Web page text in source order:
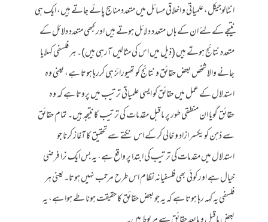
انٹالوجیکل، علمیاتی و اخلاقی مسائل میں متعدد مناہج پائے جاتے ہیں، ایک ہی
نتیجے کے لئے ان کے ہاں متعدد دلائل ہوتے ہیں اور کبھی متعدد دلائل کے
متعدد نتائج ہوتے ہیں (ذیل میں اس کی مثالیں آرہی ہیں)۔ ہر فلسفی کہلایا
جانے والا شخص بعض حقائق و نتائج کو تھیورائز ہی کررہا ہوتا ہے، یعنی وہ
استدلال کے عمل میں حقائق کو ایسی علمیاتی ترتیب میں پروتا ہے کہ وہ
حقائق گویا ان منطقی طور پر ماقبل مقدمات کی ترتیب کا نتیجہ ہیں۔ تمام حقائق
سے ذہن کو یکسر ازاد و خالی کرکے اس نکتے سے تحقیق کا آغاز کرنا جو
استدلال میں مقدمات کی ترتیب کی ابتدا پر واقع ہے، یہ بس ایک نرا فرضی
خیال ہے اور کوئی بھی فلسفیانہ نظام اس طرح مرتب نہیں ہوتا۔ یعنی ہر
فلسفی یہ کہہ رہا ہوتا ہے کہ یہ جو بعض حقائق کا حقیقت ہونا طے ہوا ہے، یہ